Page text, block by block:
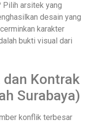
Pilih arsitek yang
desain yang
karakter
bukti visual dari
dan Kontrak
Surabaya)
konflik terbesar